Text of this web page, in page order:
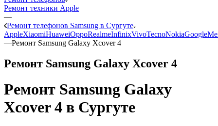
Ремонт техники Apple
—
Ремонт телефонов Samsung в Сургуте
AppleXiaomiHuaweiOppoRealmeInfinixVivoTecnoNokiaGoogle
—Ремонт Samsung Galaxy Xcover 4
Ремонт Samsung Galaxy Xcover 4
Ремонт Samsung Galaxy
Xcover 4 в Сургуте